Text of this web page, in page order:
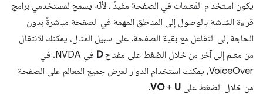
يكون استخدام المَعلمات في الصفحة مفيدًا، لأنّه يسمح لمستخدمي برامج
قراءة الشاشة بالوصول إلى المناطق المهمة في الصفحة مباشرةً بدون
الحاجة إلى التفاعل مع بقية الصفحة. على سبيل المثال، يمكنك الانتقال
من معلم إلى آخر من خلال الضغط على مفتاحD
في NVDA. في
VoiceOver، يمكنك استخدام الدوار لعرض جميع المعالم على الصفحة
من خلال الضغط على
VO+ U
.